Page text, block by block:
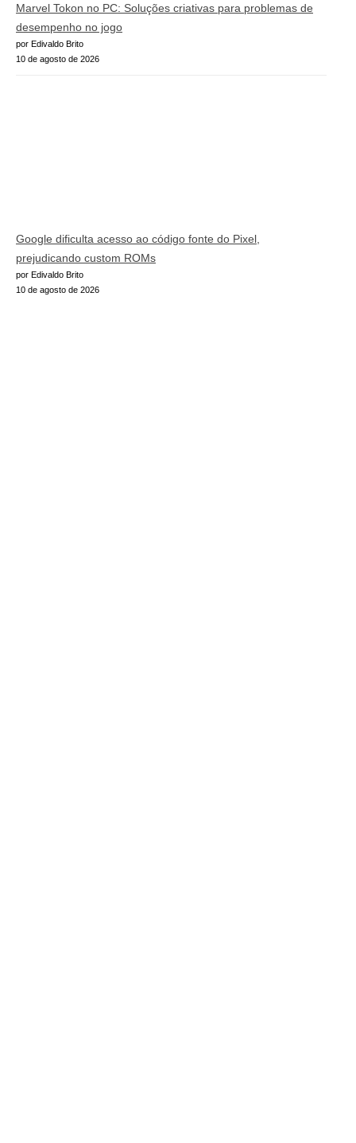
Marvel Tokon no PC: Soluções criativas para problemas de
desempenho no jogo
por Edivaldo Brito
10 de agosto de 2026
Google dificulta acesso ao código fonte do Pixel,
prejudicando custom ROMs
por Edivaldo Brito
10 de agosto de 2026